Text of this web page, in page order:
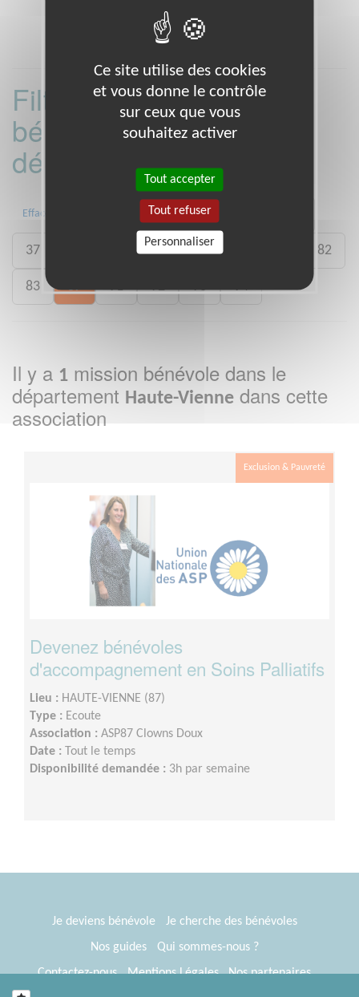
Filtrer les missions
bénévoles par
département :
Effacer 13 29
37 75 77 82
83 87 91 92 93 94
Il y a 1 mission bénévole dans le
département Haute-Vienne dans cette
association
Exclusion & Pauvreté
Devenez bénévoles
d'accompagnement en Soins Palliatifs
Lieu : HAUTE-VIENNE (87)
Type : Ecoute
Association : ASP87 Clowns Doux
Date :
Tout le temps
Disponibilité demandée : 3h par semaine
Je deviens bénévole
Je cherche des bénévoles
Nos guides
Qui sommes-nous ?
Contactez-nous
Mentions Légales
Nos partenaires
Ce site utilise des cookies
et vous donne le contrôle
sur ceux que vous
souhaitez activer
Tout accepter
Tout refuser
Personnaliser